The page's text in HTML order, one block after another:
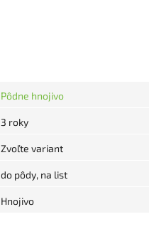
Pôdne hnojivo
3 roky
Zvoľte variant
do pôdy, na list
Hnojivo